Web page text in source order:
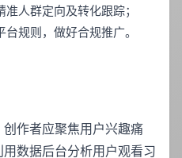
人群定向及转化跟踪；
规则，做好合规推广。
作者应聚焦用户兴趣痛
数据后台分析用户观看习